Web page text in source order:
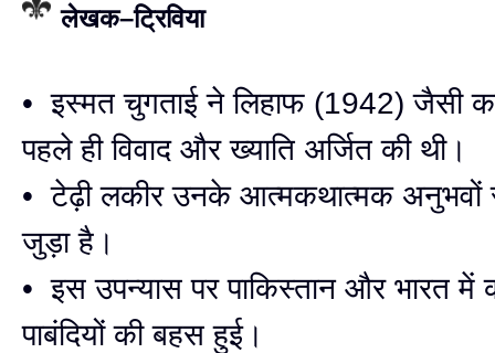
लेखक–ट्रिविया
• इस्मत चुगताई ने लिहाफ (1942) जैसी
पहले ही विवाद और ख्याति अर्जित की थी।
• टेढ़ी लकीर उनके आत्मकथात्मक अनुभवों
जुड़ा है।
• इस उपन्यास पर पाकिस्तान और भारत में
पाबंदियों की बहस हुई।